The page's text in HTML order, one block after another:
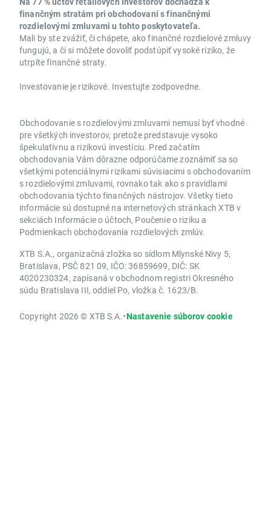
finančným stratám pri obchodovaní s finančnými
rozdielovými zmluvami u tohto poskytovateľa.
Mali by ste zvážiť, či chápete, ako finančné rozdielové zmluvy
fungujú, a či si môžete dovoliť podstúpiť vysoké riziko, že
utrpíte finančné straty.
Investovanie je rizikové. Investujte zodpovedne.
Obchodovanie s rozdielovými zmluvami nemusí byť vhodné
pre všetkých investorov, pretože predstavuje vysoko
špekulatívnu a rizikovú investíciu. Pred začatím
obchodovania Vám dôrazne odporúčame zoznámiť sa so
všetkými potenciálnymi rizikami súvisiacimi s obchodovaním
s rozdielovými zmluvami, rovnako tak ako s pravidlami
obchodovania týchto finančných nástrojov. Všetky tieto
informácie sú dostupné na internetových stránkach XTB v
sekciách Informácie o účtoch, Poučenie o riziku a
Podmienkach obchodovania rozdielových zmlúv.
XTB S.A., organizačná zložka so sídlom Mlynské Nivy 5,
Bratislava, PSČ 821 09, IČO: 36859699, DIČ: SK
4020230324, zapísaná v obchodnom registri Okresného
súdu Bratislava III, oddiel Po, vložka č. 1623/B.
Copyright 2026 © XTB S.A.•Nastavenie súborov cookie